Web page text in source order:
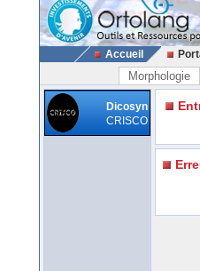
Accueil
Morphologie
Dicosyn
CRISCO